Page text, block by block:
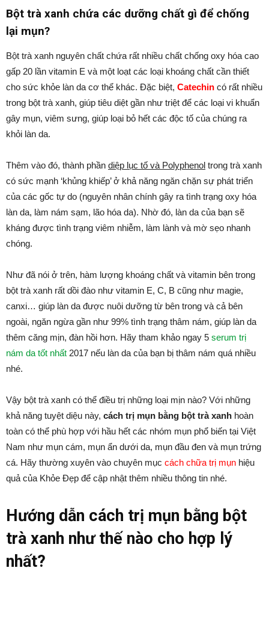
Bột trà xanh chứa các dưỡng chất gì để chống
lại mụn?
Bột trà xanh nguyên chất chứa rất nhiều chất chống oxy hóa cao
gấp 20 lần vitamin E và một loạt các loại khoáng chất cần thiết
cho sức khỏe làn da cơ thể khác. Đặc biệt, Catechin có rất nhiều
trong bột trà xanh, giúp tiêu diệt gần như triệt để các loại vi khuẩn
gây mụn, viêm sưng, giúp loại bỏ hết các độc tố của chúng ra
khỏi làn da.
Thêm vào đó, thành phần diệp lục tố và Polyphenol trong trà xanh
có sức mạnh ‘khủng khiếp’ ở khả năng ngăn chặn sự phát triển
của các gốc tự do (nguyên nhân chính gây ra tình trạng oxy hóa
làn da, làm nám sạm, lão hóa da). Nhờ đó, làn da của bạn sẽ
kháng được tình trạng viêm nhiễm, làm lành và mờ sẹo nhanh
chóng.
Như đã nói ở trên, hàm lượng khoáng chất và vitamin bên trong
bột trà xanh rất dồi đào như vitamin E, C, B cũng như magie,
canxi… giúp làn da được nuôi dưỡng từ bên trong và cả bên
ngoài, ngăn ngừa gần như 99% tình trạng thâm nám, giúp làn da
thêm căng mịn, đàn hồi hơn. Hãy tham khảo ngay 5 serum trị
nám da tốt nhất 2017 nếu làn da của bạn bị thâm nám quá nhiều
nhé.
Vậy bột trà xanh có thể điều trị những loại mịn nào? Với những
khả năng tuyệt diệu này, cách trị mụn bằng bột trà xanh hoàn
toàn có thể phù hợp với hầu hết các nhóm mụn phổ biến tại Việt
Nam như mụn cám, mụn ẩn dưới da, mụn đầu đen và mụn trứng
cá. Hãy thường xuyên vào chuyên mục cách chữa trị mụn hiệu
quả của Khỏe Đẹp để cập nhật thêm nhiều thông tin nhé.
Hướng dẫn cách trị mụn bằng bột
trà xanh như thế nào cho hợp lý
nhất?